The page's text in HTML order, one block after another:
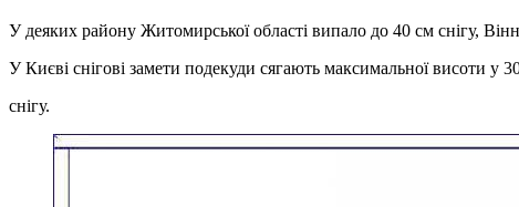
У деяких району Житомирської області випало до 40 см снігу,
У Києві снігові замети подекуди сягають максимальної висоти у
снігу.